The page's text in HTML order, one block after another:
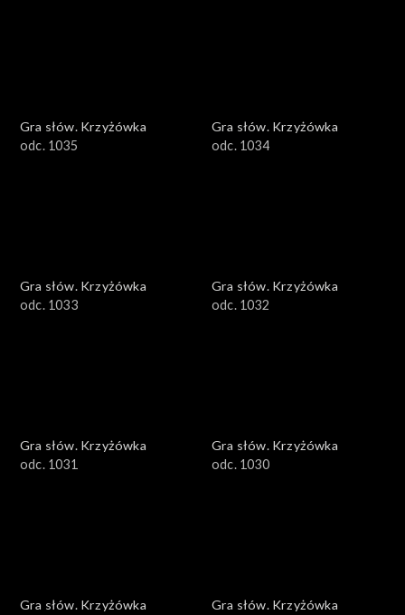
Gra słów. Krzyżówka
odc. 1035
Gra słów. Krzyżówka
odc. 1034
Gra słów. Krzyżówka
odc. 1033
Gra słów. Krzyżówka
odc. 1032
Gra słów. Krzyżówka
odc. 1031
Gra słów. Krzyżówka
odc. 1030
Gra słów. Krzyżówka
Gra słów. Krzyżówka